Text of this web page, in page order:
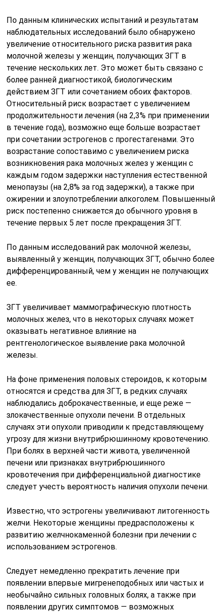
По данным клинических испытаний и результатам
наблюдательных исследований было обнаружено
увеличение относительного риска развития рака
молочной железы у женщин, получающих ЗГТ в
течение нескольких лет. Это может быть связано с
более ранней диагностикой, биологическим
действием ЗГТ или сочетанием обоих факторов.
Относительный риск возрастает с увеличением
продолжительности лечения (на 2,3% при применении
в течение года), возможно еще больше возрастает
при сочетании эстрогенов с прогестагенами. Это
возрастание сопоставимо с увеличением риска
возникновения рака молочных желез у женщин с
каждым годом задержки наступления естественной
менопаузы (на 2,8% за год задержки), а также при
ожирении и злоупотреблении алкоголем. Повышенный
риск постепенно снижается до обычного уровня в
течение первых 5 лет после прекращения ЗГТ.
По данным исследований рак молочной железы,
выявленный у женщин, получающих ЗГТ, обычно более
дифференцированный, чем у женщин не получающих
ее.
ЗГТ увеличивает маммографическую плотность
молочных желез, что в некоторых случаях может
оказывать негативное влияние на
рентгенологическое выявление рака молочной
железы.
На фоне применения половых стероидов, к которым
относятся и средства для ЗГТ, в редких случаях
наблюдались доброкачественные, и еще реже —
злокачественные опухоли печени. В отдельных
случаях эти опухоли приводили к представляющему
угрозу для жизни внутрибрюшинному кровотечению.
При болях в верхней части живота, увеличенной
печени или признаках внутрибрюшинного
кровотечения при дифференциальной диагностике
следует учесть вероятность наличия опухоли печени.
Известно, что эстрогены увеличивают литогенность
желчи. Некоторые женщины предрасположены к
развитию желчнокаменной болезни при лечении с
использованием эстрогенов.
Следует немедленно прекратить лечение при
появлении впервые мигренеподобных или частых и
необычайно сильных головных болях, а также при
появлении других симптомов — возможных